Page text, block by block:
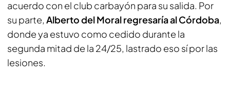
acuerdo con el club carbayón para su salida. Por
su parte, Alberto del Moral regresaría al Córdoba,
donde ya estuvo como cedido durante la
segunda mitad de la 24/25, lastrado eso sí por las
lesiones.